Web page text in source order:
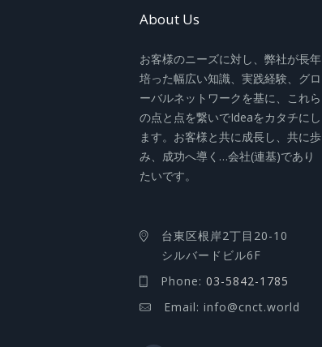
About Us
お客様のニーズに対し、弊社が長年
培った幅広い知識、実践経験、グロ
ーバルネットワークを基に、これら
の点と点を繋いでIdeaをカタチにし
ます。お客様と共に成長し、共に歩
み、成功へ導く…会社(連基)であり
たいです。
台東区根岸2丁目20-10
シルバードビル6F
Phone: 03-5842-1785
Email: info@cnct.world